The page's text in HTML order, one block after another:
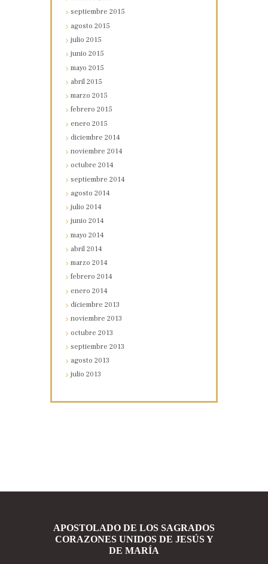
septiembre2015
agosto2015
julio2015
junio2015
mayo2015
abril2015
marzo2015
febrero2015
enero2015
diciembre2014
noviembre2014
octubre2014
septiembre2014
agosto2014
julio2014
junio2014
mayo2014
abril2014
marzo2014
febrero2014
enero2014
diciembre2013
noviembre2013
octubre2013
septiembre2013
agosto2013
julio2013
APOSTOLADO DE LOS SAGRADOS
CORAZONES UNIDOS DE JESÚS Y
DE MARÍA